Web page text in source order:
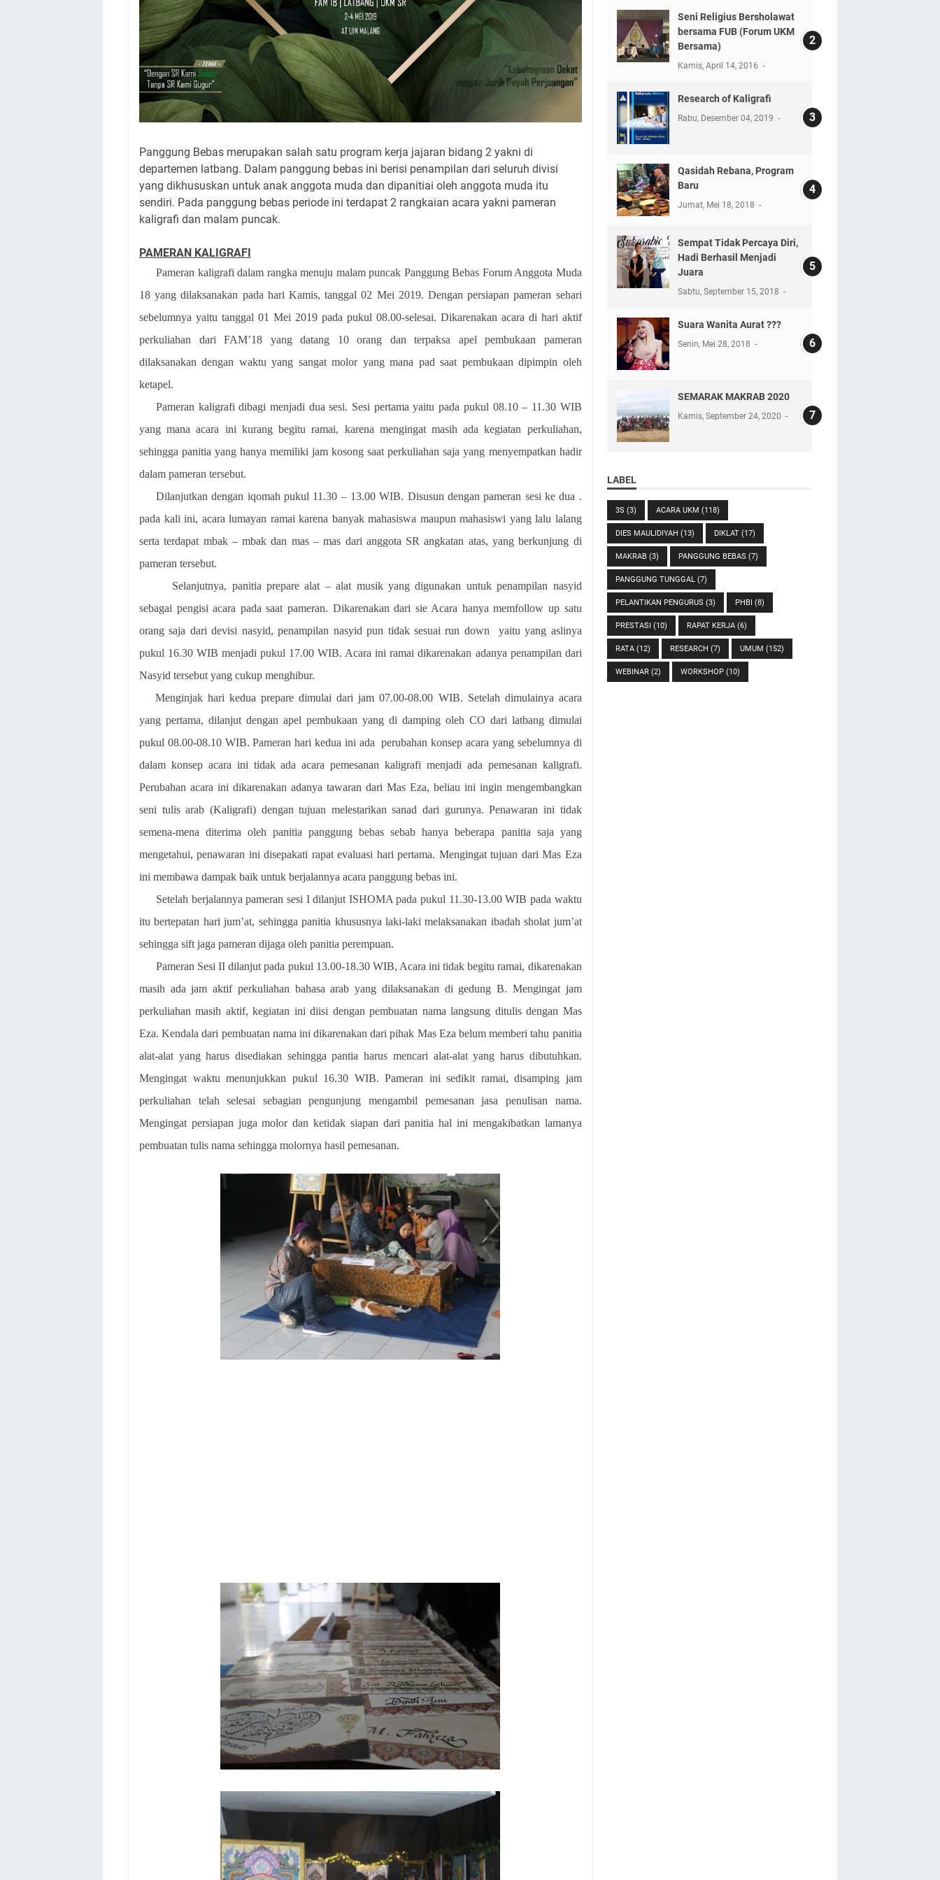
Panggung Bebas merupakan salah satu program kerja jajaran bidang 2 yakni di
departemen latbang. Dalam panggung bebas ini berisi penampilan dari seluruh divisi
yang dikhususkan untuk anak anggota muda dan dipanitiai oleh anggota muda itu
sendiri. Pada panggung bebas periode ini terdapat 2 rangkaian acara yakni pameran
kaligrafi dan malam puncak.
PAMERAN KALIGRAFI
Pameran kaligrafi dalam rangka menuju malam puncak Panggung Bebas Forum Anggota Muda
18 yang dilaksanakan pada hari Kamis, tanggal 02 Mei 2019. Dengan persiapan pameran sehari
sebelumnya yaitu tanggal 01 Mei 2019 pada pukul 08.00-selesai. Dikarenakan acara di hari aktif
perkuliahan dari FAM’18 yang datang 10 orang dan terpaksa apel pembukaan pameran
dilaksanakan dengan waktu yang sangat molor yang mana pad saat pembukaan dipimpin oleh
ketapel.
Pameran kaligrafi dibagi menjadi dua sesi. Sesi pertama yaitu pada pukul 08.10 – 11.30 WIB
yang mana acara ini kurang begitu ramai, karena mengingat masih ada kegiatan perkuliahan,
sehingga panitia yang hanya memiliki jam kosong saat perkuliahan saja yang menyempatkan hadir
dalam pameran tersebut.
Dilanjutkan dengan iqomah pukul 11.30 – 13.00 WIB. Disusun dengan pameran sesi ke dua .
pada kali ini, acara lumayan ramai karena banyak mahasiswa maupun mahasiswi yang lalu lalang
serta terdapat mbak – mbak dan mas – mas dari anggota SR angkatan atas, yang berkunjung di
pameran tersebut.
Selanjutnya, panitia prepare alat – alat musik yang digunakan untuk penampilan nasyid
sebagai pengisi acara pada saat pameran. Dikarenakan dari sie Acara hanya memfollow up satu
orang saja dari devisi nasyid, penampilan nasyid pun tidak sesuai run down yaitu yang aslinya
pukul 16.30 WIB menjadi pukul 17.00 WIB. Acara ini ramai dikarenakan adanya penampilan dari
Nasyid tersebut yang cukup menghibur.
Menginjak hari kedua prepare dimulai dari jam 07.00-08.00 WIB. Setelah dimulainya acara
yang pertama, dilanjut dengan apel pembukaan yang di damping oleh CO dari latbang dimulai
pukul 08.00-08.10 WIB. Pameran hari kedua ini ada perubahan konsep acara yang sebelumnya di
dalam konsep acara ini tidak ada acara pemesanan kaligrafi menjadi ada pemesanan kaligrafi.
Perubahan acara ini dikarenakan adanya tawaran dari Mas Eza, beliau ini ingin mengembangkan
seni tulis arab (Kaligrafi) dengan tujuan melestarikan sanad dari gurunya. Penawaran ini tidak
semena-mena diterima oleh panitia panggung bebas sebab hanya beberapa panitia saja yang
mengetahui, penawaran ini disepakati rapat evaluasi hari pertama. Mengingat tujuan dari Mas Eza
ini membawa dampak baik untuk berjalannya acara panggung bebas ini.
Setelah berjalannya pameran sesi I dilanjut ISHOMA pada pukul 11.30-13.00 WIB pada waktu
itu bertepatan hari jum’at, sehingga panitia khususnya laki-laki melaksanakan ibadah sholat jum’at
sehingga sift jaga pameran dijaga oleh panitia perempuan.
Pameran Sesi II dilanjut pada pukul 13.00-18.30 WIB, Acara ini tidak begitu ramai, dikarenakan
masih ada jam aktif perkuliahan bahasa arab yang dilaksanakan di gedung B. Mengingat jam
perkuliahan masih aktif, kegiatan ini diisi dengan pembuatan nama langsung ditulis dengan Mas
Eza. Kendala dari pembuatan nama ini dikarenakan dari pihak Mas Eza belum memberi tahu panitia
alat-alat yang harus disediakan sehingga pantia harus mencari alat-alat yang harus dibutuhkan.
Mengingat waktu menunjukkan pukul 16.30 WIB. Pameran ini sedikit ramai, disamping jam
perkuliahan telah selesai sebagian pengunjung mengambil pemesanan jasa penulisan nama.
Mengingat persiapan juga molor dan ketidak siapan dari panitia hal ini mengakibatkan lamanya
pembuatan tulis nama sehingga molornya hasil pemesanan.
Seni Religius Bersholawat
bersama FUB (Forum UKM
Bersama)
Kamis, April 14, 2016
Research of Kaligrafi
Rabu, Desember 04, 2019
Qasidah Rebana, Program
Baru
Jumat, Mei 18, 2018
Sempat Tidak Percaya Diri,
Hadi Berhasil Menjadi
Juara
Sabtu, September 15, 2018
Suara Wanita Aurat ???
Senin, Mei 28, 2018
SEMARAK MAKRAB 2020
Kamis, September 24, 2020
LABEL
3S (3) ACARA UKM (118)
DIES MAULIDIYAH (13) DIKLAT (17)
MAKRAB (3) PANGGUNG BEBAS (7)
PANGGUNG TUNGGAL (7)
PELANTIKAN PENGURUS (3) PHBI (8)
PRESTASI (10) RAPAT KERJA (6)
RATA (12) RESEARCH (7) UMUM (152)
WEBINAR (2) WORKSHOP (10)